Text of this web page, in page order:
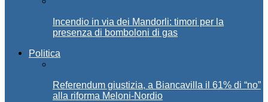
Incendio in via dei Mandorli: timori per la
presenza di bomboloni di gas
Politica
Referendum giustizia, a Biancavilla il 61% di “no”
alla riforma Meloni-Nordio